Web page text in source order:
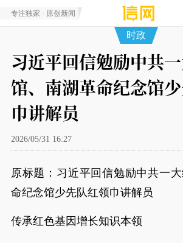
专注独家 · 原创新闻
时政
习近平回信勉励中共
馆、南湖革命纪念馆
巾讲解员
2026/05/31 16:27
原标题：习近平回信勉励中共一
命纪念馆少先队红领巾讲解员
传承红色基因增长知识本领